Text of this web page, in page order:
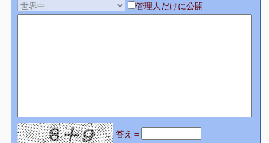
管理人だけに公開
答え＝